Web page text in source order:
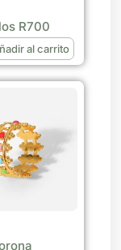
R700
al carrito